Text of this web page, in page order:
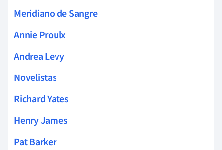
Meridiano de Sangre
Annie Proulx
Andrea Levy
Novelistas
Richard Yates
Henry James
Pat Barker